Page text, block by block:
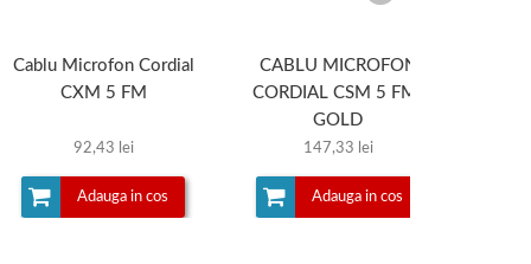
Cablu Microfon Cordial
CXM 5 FM
92,43 lei
Adauga in cos
CABLU MICROFON
CORDIAL CSM 5 FM-
GOLD
147,33 lei
Adauga in cos